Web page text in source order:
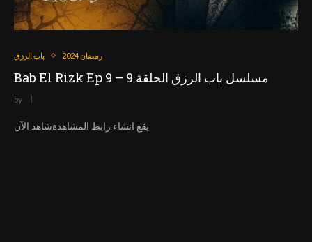
باب الرزق رمضان 2024
Bab El Rizk Ep 9 – مسلسل باب الرزق الحلقة 9
by
يقع انشاء رابط المشاهدةشاهد الآن